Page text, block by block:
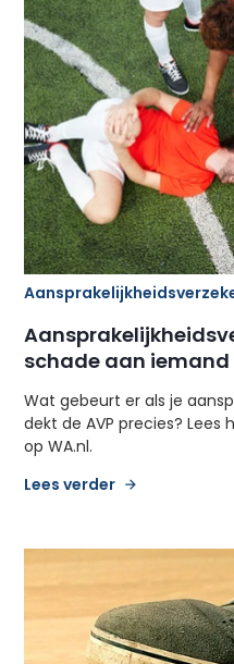
schade aan
Wat gebeurt er als je
dekt de AVP precies?
op WA.nl.
Lees verder